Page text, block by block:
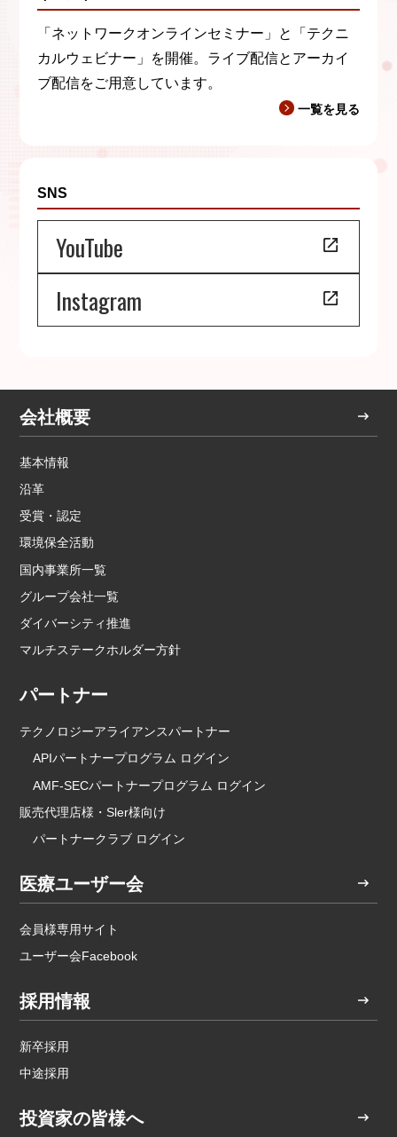
「ネットワークオンラインセミナー」と「テクニ
カルウェビナー」を開催。ライブ配信とアーカイ
ブ配信をご用意しています。
一覧を見る
SNS
YouTube
Instagram
会社概要
基本情報
沿革
受賞・認定
環境保全活動
国内事業所一覧
グループ会社一覧
ダイバーシティ推進
マルチステークホルダー方針
パートナー
テクノロジーアライアンスパートナー
APIパートナープログラム ログイン
AMF-SECパートナープログラム ログイン
販売代理店様・Sler様向け
パートナークラブ ログイン
医療ユーザー会
会員様専用サイト
ユーザー会Facebook
採用情報
新卒採用
中途採用
投資家の皆様へ